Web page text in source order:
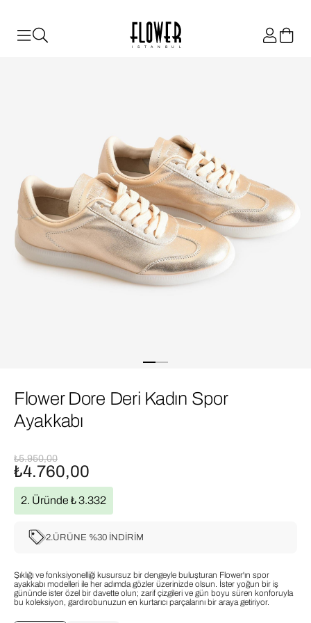
ISTANBUL
Flower Dore Deri Kadın Spor
Ayakkabı
₺5.950,00
₺4.760,00
2.ÜRÜNE %30 İNDİRİM
2. Üründe ₺ 3.332
Şıklığı ve fonksiyonelliği kusursuz bir dengeyle buluşturan Flower'ın spor
ayakkabı modelleri ile her adımda gözler üzerinizde olsun. İster yoğun bir iş
gününde ister özel bir davette olun; zarif çizgileri ve gün boyu süren konforuyla
bu koleksiyon, gardırobunuzun en kurtarıcı parçalarını bir araya getiriyor.